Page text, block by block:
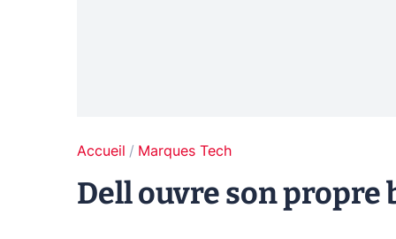
Accueil Marques Tech
Dell ouvre son propre